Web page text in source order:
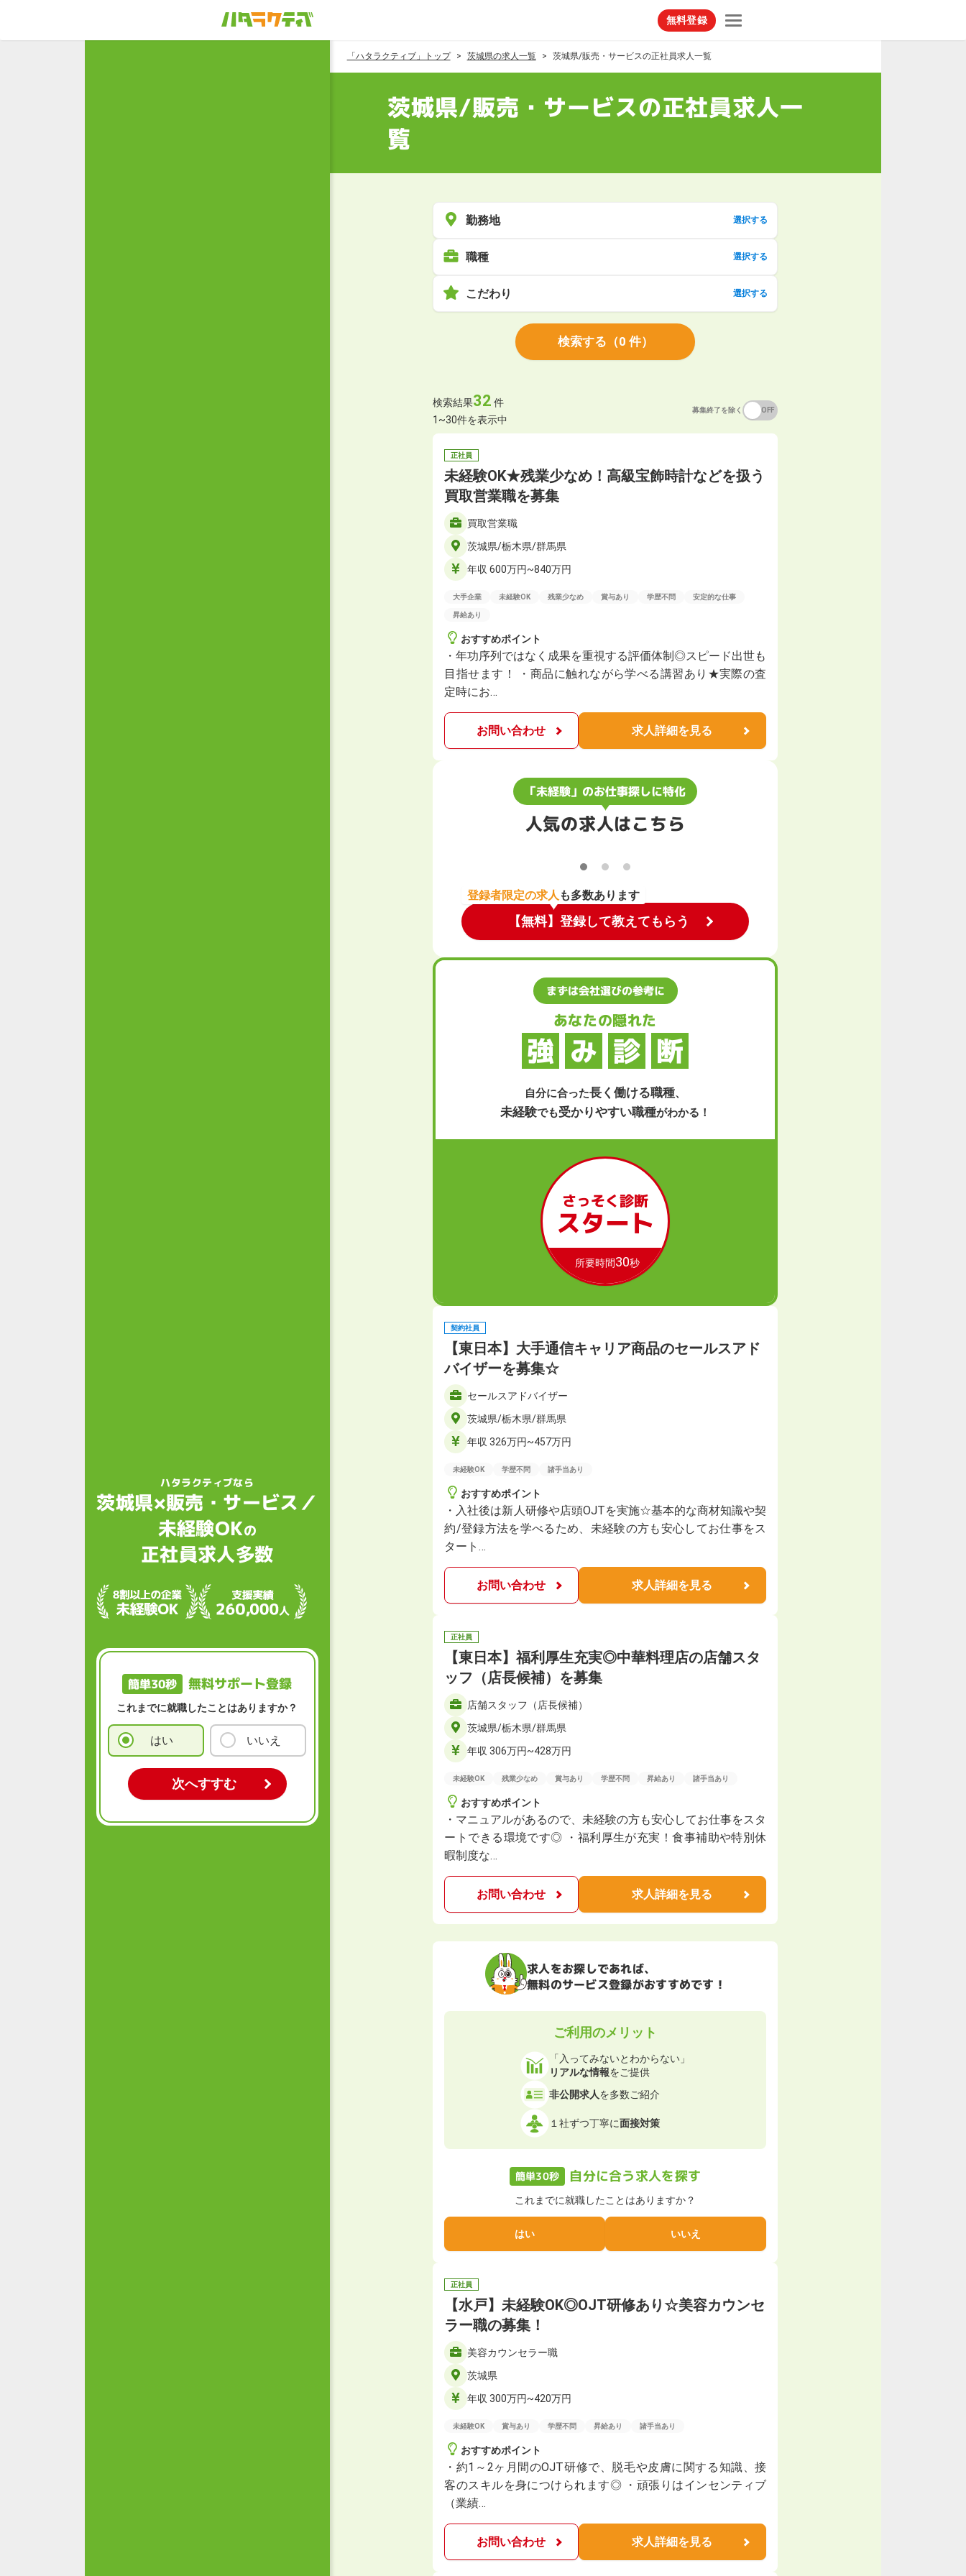
無料登録
ハタラクティブなら
茨城県×販売・サービス／
未経験OKの
正社員求人多数
簡単30秒 無料サポート登録
これまでに就職したことはありますか？
はい いいえ
「ハタラクティブ」トップ 茨城県の求人一覧 茨城県/販売・サービスの正社員求人一覧
茨城県/販売・サービスの正社員求人一
覧
勤務地 選択する
職種 選択する
こだわり 選択する
検索する （0 件）
検索結果32 件
1~30件を表示中
募集終了を除く OFF
正社員
未経験OK★残業少なめ！高級宝飾時計などを扱う
買取営業職を募集
買取営業職
茨城県/栃木県/群馬県
年収 600万円~840万円
大手企業 未経験OK 残業少なめ 賞与あり 学歴不問 安定的な仕事
昇給あり
おすすめポイント
・年功序列ではなく成果を重視する評価体制◎スピード出世も
目指せます！ ・商品に触れながら学べる講習あり★実際の査
定時にお…
お問い合わせ 求人詳細を見る
「未経験」のお仕事探しに特化
人気の求人はこちら
登録者限定の求人も多数あります
【無料】登録して教えてもらう
まずは会社選びの参考に
あなたの隠れた
強 み 診 断
自分に合った長く働ける職種、
未経験でも受かりやすい職種がわかる！
さっそく診断
スタート
所要時間30秒
契約社員
【東日本】大手通信キャリア商品のセールスアド
バイザーを募集☆
セールスアドバイザー
茨城県/栃木県/群馬県
年収 326万円~457万円
未経験OK 学歴不問 諸手当あり
おすすめポイント
・入社後は新人研修や店頭OJTを実施☆基本的な商材知識や契
約/登録方法を学べるため、未経験の方も安心してお仕事をス
タート…
お問い合わせ 求人詳細を見る
正社員
【東日本】福利厚生充実◎中華料理店の店舗スタ
ッフ（店長候補）を募集
店舗スタッフ（店長候補）
茨城県/栃木県/群馬県
年収 306万円~428万円
未経験OK 残業少なめ 賞与あり 学歴不問 昇給あり 諸手当あり
おすすめポイント
・マニュアルがあるので、未経験の方も安心してお仕事をスタ
ートできる環境です◎ ・福利厚生が充実！食事補助や特別休
暇制度な…
お問い合わせ 求人詳細を見る
求人をお探しであれば、
無料のサービス登録がおすすめです！
ご利用のメリット
「入ってみないとわからない」
リアルな情報をご提供
非公開求人を多数ご紹介
１社ずつ丁寧に面接対策
簡単30秒 自分に合う求人を探す
これまでに就職したことはありますか？
はい いいえ
正社員
【水戸】未経験OK◎OJT研修あり☆美容カウンセ
ラー職の募集！
美容カウンセラー職
茨城県
年収 300万円~420万円
未経験OK 賞与あり 学歴不問 昇給あり 諸手当あり
おすすめポイント
・約1～2ヶ月間のOJT研修で、脱毛や皮膚に関する知識、接
客のスキルを身につけられます◎ ・頑張りはインセンティブ
（業績…
お問い合わせ 求人詳細を見る